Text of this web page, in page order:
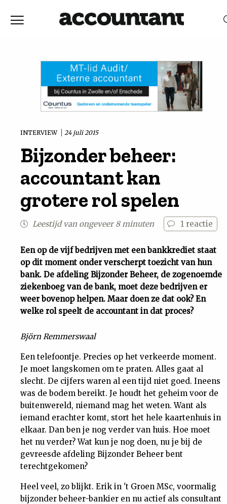
Discussie
Vaktechniek
Achtergrond
Uit
Feiten
Tuchtrecht
Magazine
Podcast
Dossiers
Nieuwsbrief
Contact
INTERVIEW 24 juli 2015
Bijzonder beheer:
accountant kan
grotere rol spelen
Leestijd van ongeveer 8 minuten 1 reactie
Een op de vijf bedrijven met een bankkrediet staat
op dit moment onder verscherpt toezicht van hun
bank. De afdeling Bijzonder Beheer, de zogenoemde
ziekenboeg van de bank, moet deze bedrijven er
weer bovenop helpen. Maar doen ze dat ook? En
welke rol speelt de accountant in dat proces?
Björn Remmerswaal
Een telefoontje. Precies op het verkeerde moment.
Je moet langskomen om te praten. Alles gaat al
slecht. De cijfers waren al een tijd niet goed. Ineens
was de bodem bereikt. Je houdt het geheim voor de
buitenwereld, niemand mag het weten. Want als
iemand erachter komt, stort het hele kaartenhuis in
elkaar. Dan ben je nog verder van huis. Hoe moet
het nu verder? Wat kun je nog doen, nu je bij de
gevreesde afdeling Bijzonder Beheer bent
terechtgekomen?
Heel veel, zo blijkt. Erik in 't Groen MSc, voormalig
bijzonder beheer-bankier en nu actief als consultant
RELEVANTIEDATUM